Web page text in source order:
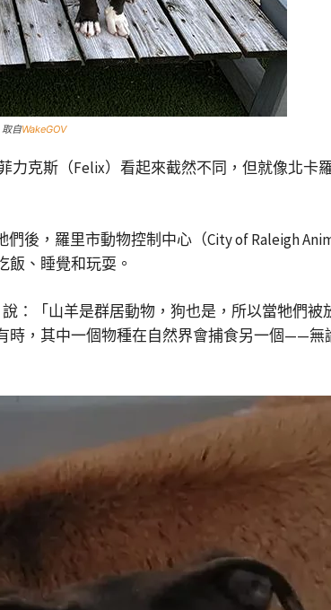
自WakeGOV
力克斯（Felix）看起來截然不同，但就像北卡
後，羅里市動物控制中心（City of Raleigh
飯、睡覺和玩耍。
：「山羊是群居動物，狗也是，所以當牠們
時，其中一個物種在自然界會捕食另一個——